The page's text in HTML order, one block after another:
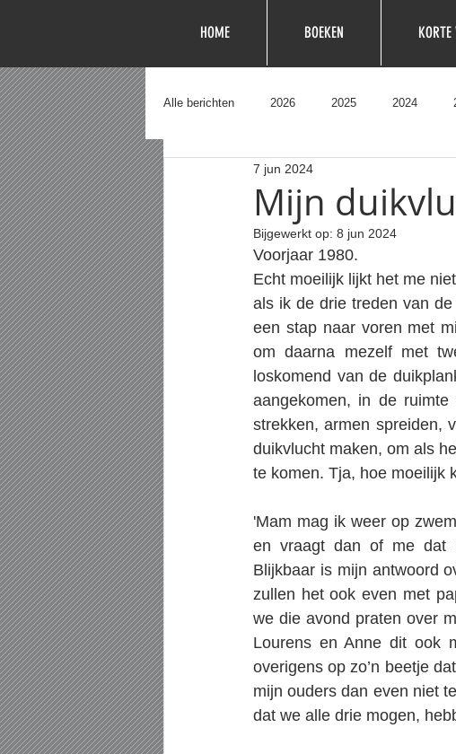
HOME BOEKEN KORTE
Alle berichten 2026 2025 2024
Mijn
7 jun 2024
Bijgewerkt op: 8 jun 2024
Voorjaar 1980.
Echt moeilijk lijkt het me
als ik de drie treden van
een stap naar voren met
om daarna mezelf met
loskomend van de
aangekomen, in de
strekken, armen spreiden,
duikvlucht maken, om als
te komen. Tja, hoe moeilijk
'Mam mag ik weer op
en vraagt dan of me dat
Blijkbaar is mijn antwoord
zullen het ook even met
we die avond praten over
Lourens en Anne dit ook
overigens op zo’n beetje
mijn ouders dan even niet
dat we alle drie mogen,